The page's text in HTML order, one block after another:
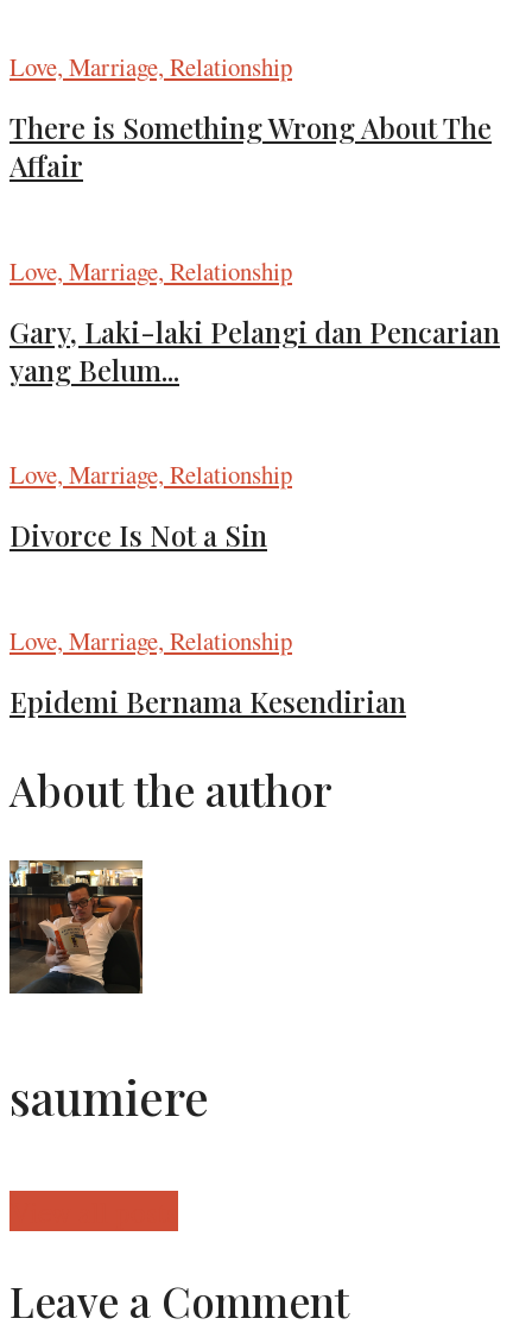
Love, Marriage, Relationship
There is Something Wrong About The
Affair
Love, Marriage, Relationship
Gary, Laki-laki Pelangi dan Pencarian
yang Belum...
Love, Marriage, Relationship
Divorce Is Not a Sin
Love, Marriage, Relationship
Epidemi Bernama Kesendirian
About the author
saumiere
Leave a Comment